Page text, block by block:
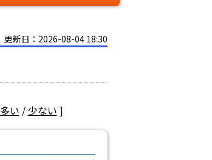
更新日：2026-08-04 18:30
多い /少ない ]